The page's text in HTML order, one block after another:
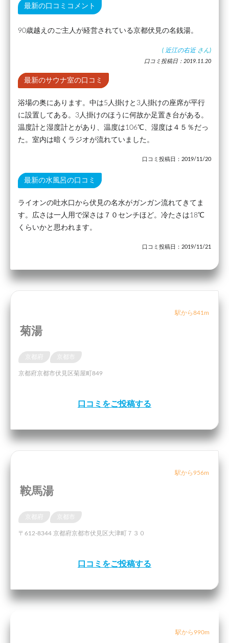
最新の口コミコメント
90歳越えのご主人が経営されている京都伏見の名銭湯。
( 近江の右近 さん)
口コミ投稿日：2019.11.20
最新のサウナ室の口コミ
浴場の奥にあります。中は5人掛けと3人掛けの座席が平行
に設置してある。3人掛けのほうに何故か足置き台がある。
温度計と湿度計とがあり、温度は106℃、湿度は４５％だっ
た。室内は暗くラジオが流れていました。
口コミ投稿日：2019/11/20
最新の水風呂の口コミ
ライオンの吐水口から伏見の名水がガンガン流れてきてま
す。広さは一人用で深さは７０センチほど。冷たさは18℃
くらいかと思われます。
口コミ投稿日：2019/11/21
駅から841m
菊湯
京都府 京都市
京都府京都市伏見区菊屋町849
口コミをご投稿する
駅から956m
鞍馬湯
京都府 京都市
〒612-8344 京都府京都市伏見区大津町７３０
口コミをご投稿する
駅から990m